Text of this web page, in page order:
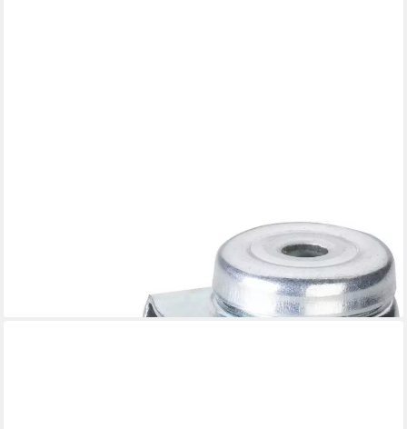
Möbelrolle Lenkrolle mit Rückenloch 100 x 25 mm, Tragkr. 55
lieferbar - in 3-4 Werktagen bei dir